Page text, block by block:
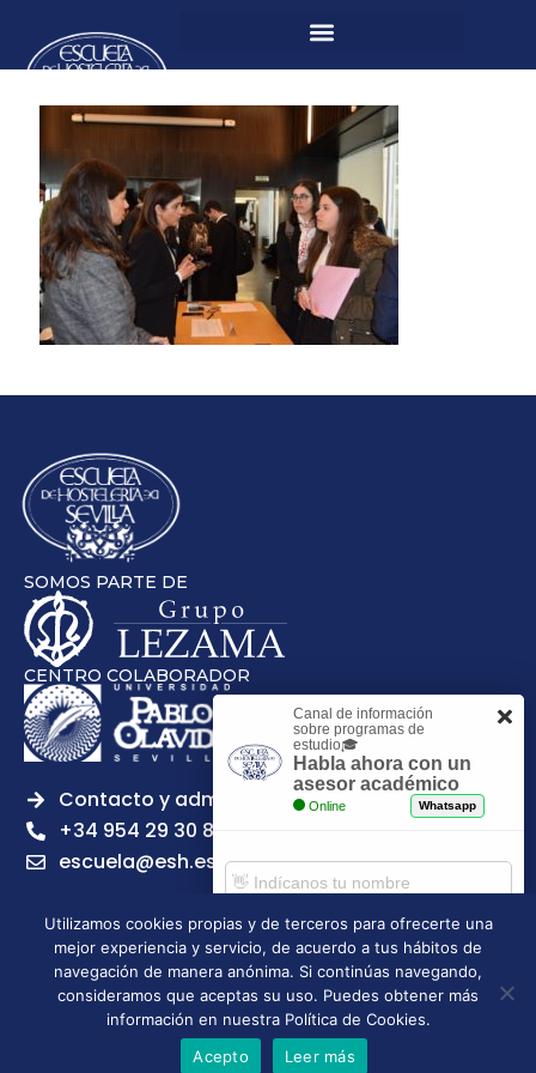
SOMOS PARTE DE
CENTRO COLABORADOR
Contacto y admisiones
+34 954 29 30 81
escuela@esh.es
Legal notice Privacy Policy
Cookies Policy
Escuela Superior de Hostelería de Sevilla | 2026 | Todos los
derechos reservados
Utilizamos cookies propias y de terceros para ofrecerte una
mejor experiencia y servicio, de acuerdo a tus hábitos de
navegación de manera anónima. Si continúas navegando,
consideramos que aceptas su uso. Puedes obtener más
información en nuestra Política de Cookies.
Acepto
Leer más
Canal de información
sobre programas de
estudio🎓
Habla ahora con un
asesor académico
Online Whatsapp
Comenzar chat